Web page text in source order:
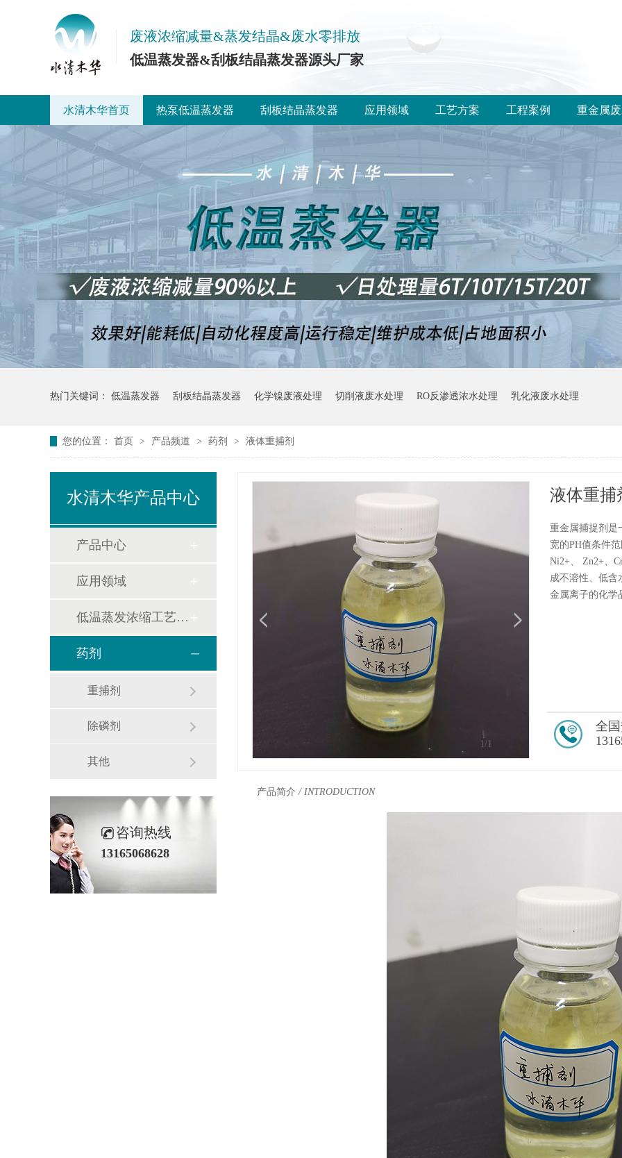
废液浓缩减量&蒸发结晶&废水零排放
低温蒸发器&刮板结晶蒸发器源头厂家
水清木华首页 热泵低温蒸发器 刮板结晶蒸发器 应用领域 工艺方案 工程案例 重金属
热门关键词： 低温蒸发器 刮板结晶蒸发器 化学镍废液处理 切削液废水处理 RO反渗透浓水处理 乳化液废水处理
您的位置： 首页 > 产品频道 > 药剂 > 液体重捕剂
水清木华产品中心
产品中心
应用领域
低温蒸发浓缩工艺方案
药剂
重捕剂
除磷剂
其他
咨询热线
13165068628
1/1
液体重捕
重金属捕捉剂是
宽的PH值条件
Ni2+、 Zn2+、
成不溶性、低含
金属离子的化学
全
产品简介/ INTRODUCTION